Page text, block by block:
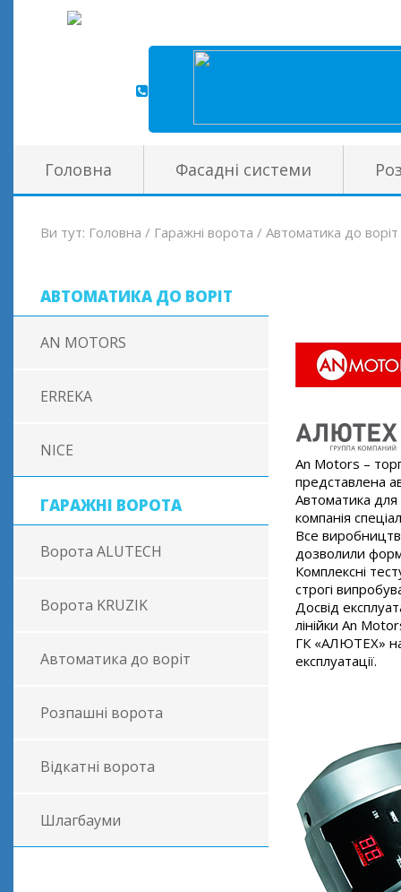
Головна Фасадні системи
Ви тут: Головна / Гаражні ворота / Автоматика до воріт
АВТОМАТИКА ДО ВОРІТ
AN MOTORS
ERREKA
NICE
ГАРАЖНІ ВОРОТА
Ворота ALUTECH
Ворота KRUZIK
Автоматика до воріт
Розпашні ворота
Відкатні ворота
Шлагбауми
An Motors –
представлена
Автоматика для
компанія
Все
дозволили
Комплексні
строгі
Досвід
лінійки An
ГК «АЛЮТЕХ»
експлуатації.